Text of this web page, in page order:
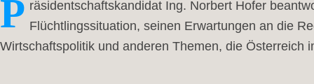
P räsidentschaftskandidat Ing. Norbert Hofer
Flüchtlingssituation, seinen Erwartungen an die
Wirtschaftspolitik und anderen Themen, die Österreich